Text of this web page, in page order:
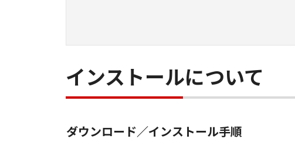
インストールについて
ダウンロード／インストール手順